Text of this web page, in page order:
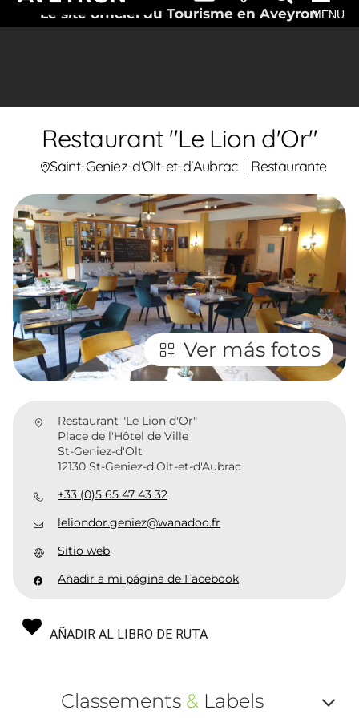
Le site officiel du Tourisme en AveyronMENU
Restaurant "Le Lion d'Or"
Saint-Geniez-d'Olt-et-d'Aubrac Restaurante
Ver más fotos
Restaurant "Le Lion d'Or"
Place de l'Hôtel de Ville
St-Geniez-d'Olt
12130 St-Geniez-d'Olt-et-d'Aubrac
+33 (0)5 65 47 43 32
leliondor.geniez@wanadoo.fr
Sitio web
Añadir a mi página de Facebook
AÑADIR AL LIBRO DE RUTA
Classements &Labels